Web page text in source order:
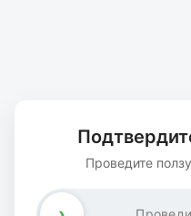
Проведите